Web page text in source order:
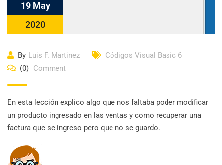
19 May
2020
By Luis F. Martinez
Códigos Visual Basic 6
(0) Comment
En esta lección explico algo que nos faltaba poder modificar
un producto ingresado en las ventas y como recuperar una
factura que se ingreso pero que no se guardo.